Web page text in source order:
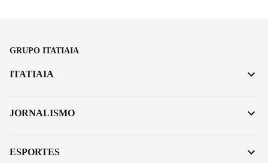
GRUPO ITATIAIA
ITATIAIA
JORNALISMO
ESPORTES